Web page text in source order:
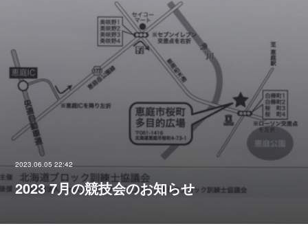
2023.06.05 22:42
2023 7月の競技会のお知らせ